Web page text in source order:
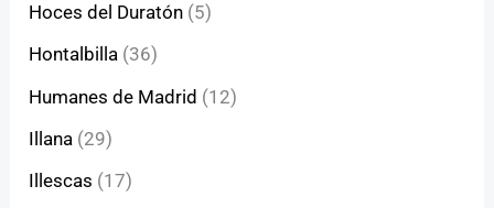
Hoces del Duratón (5)
Hontalbilla (36)
Humanes de Madrid (12)
Illana (29)
Illescas (17)